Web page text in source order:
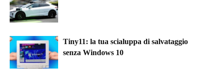
Tiny11: la tua scialuppa di salvataggio
senza Windows 10